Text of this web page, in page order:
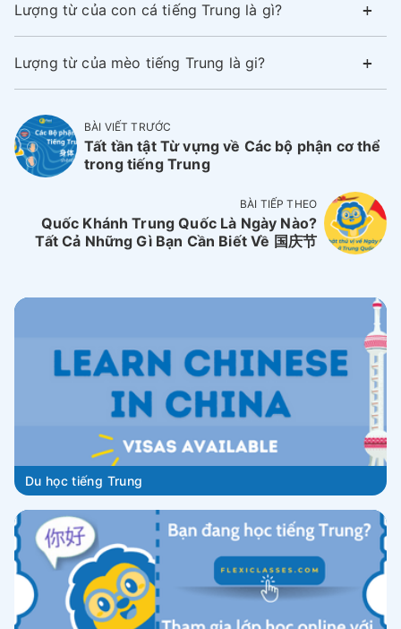
Lượng từ của con cá tiếng Trung là gì?
Lượng từ của mèo tiếng Trung là gi?
BÀI VIẾT TRƯỚC
Tất tần tật Từ vựng về Các bộ phận cơ thể
trong tiếng Trung
BÀI TIẾP THEO
Quốc Khánh Trung Quốc Là Ngày Nào?
Tất Cả Những Gì Bạn Cần Biết Về 国庆节
Du học tiếng Trung